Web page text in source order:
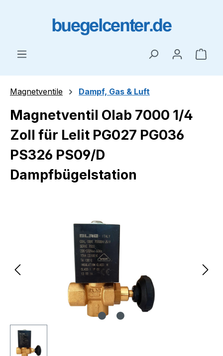
Magnetventile Dampf, Gas & Luft
Magnetventil Olab 7000 1/4
Zoll für Lelit PG027 PG036
PS326 PS09/D
Dampfbügelstation
Bildergalerie überspringen